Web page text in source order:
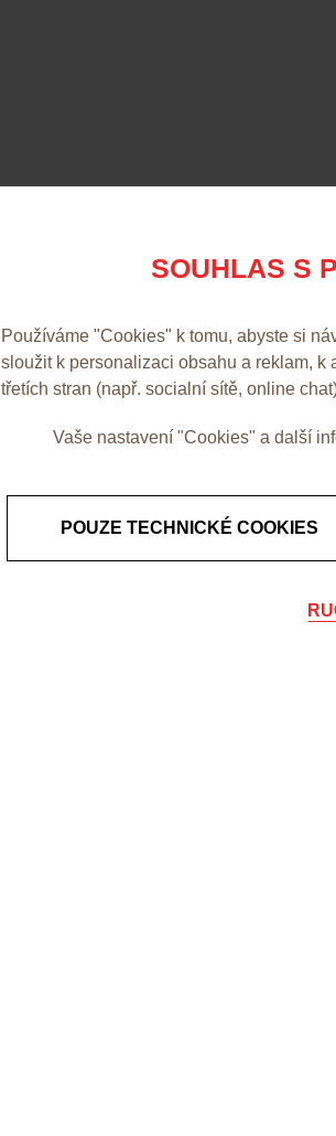
SOUHLAS S
Používáme "Cookies" k tomu, abyste si
sloužit k personalizaci obsahu a reklam,
třetích stran (např. socialní sítě, online
Vaše nastavení "Cookies" a další
POUZE TECHNICKÉ COOKIES